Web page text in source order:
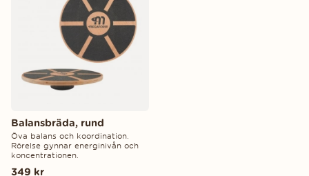
Balansbräda, rund
Öva balans och koordination.
Rörelse gynnar energinivån och
koncentrationen.
349 kr